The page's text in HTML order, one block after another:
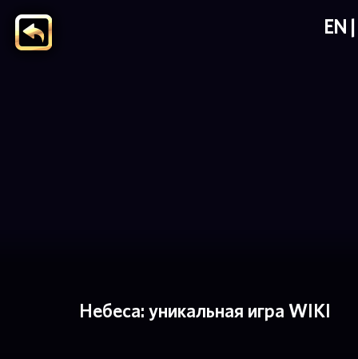
EN
Небеса: уникальная игра WIKI